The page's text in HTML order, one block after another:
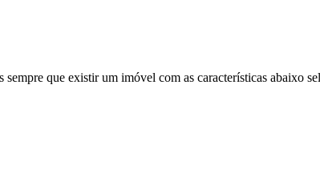
que existir um imóvel com as características abaixo